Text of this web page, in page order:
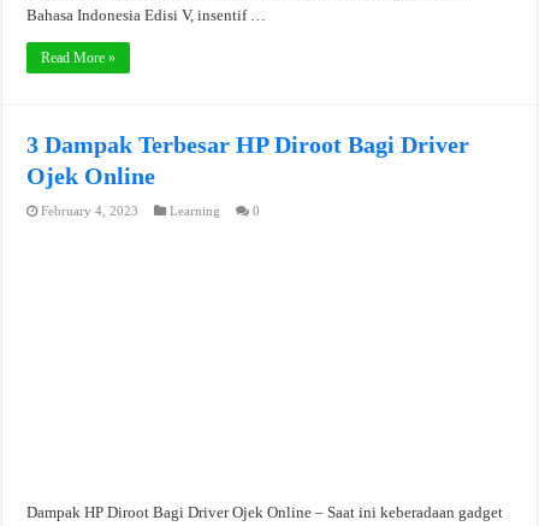
Bahasa Indonesia Edisi V, insentif …
Read More »
3 Dampak Terbesar HP Diroot Bagi Driver
Ojek Online
February 4, 2023 Learning 0
Dampak HP Diroot Bagi Driver Ojek Online – Saat ini keberadaan gadget